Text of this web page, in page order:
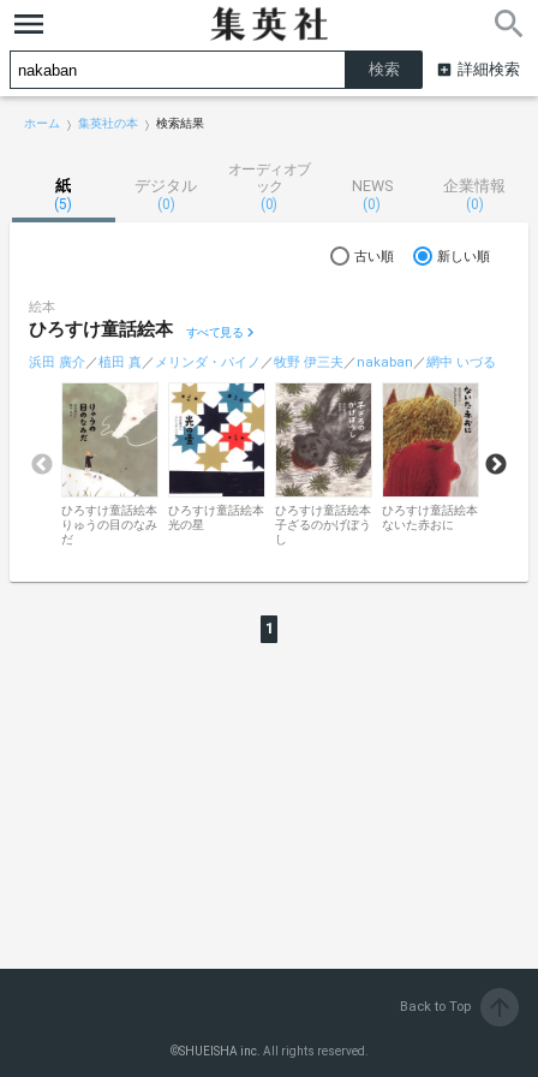
詳細検索
ホーム 集英社の本 検索結果
紙
(5)
デジタル
(0)
オーディオブ
ック
(0)
NEWS
(0)
企業情報
(0)
古い順 新しい順
絵本
ひろすけ童話絵本 すべて見る
浜田 廣介／植田 真／ メリンダ・パイノ ／牧野 伊三夫 ／ nakaban ／網中 いづる
ひろすけ童話絵本
りゅうの目のなみ
だ
ひろすけ童話絵本
光の星
ひろすけ童話絵本
子ざるのかげぼう
し
ひろすけ童話絵本
ないた赤おに
1
Back to Top
©SHUEISHA inc. All rights reserved.